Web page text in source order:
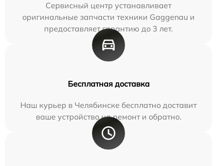
Сервисный центр устанавливает
оригинальные запчасти техники Gaggenau и
предоставляет гарантию до 3 лет.
Бесплатная доставка
Наш курьер в Челябинске бесплатно доставит
ваше устройство на ремонт и обратно.